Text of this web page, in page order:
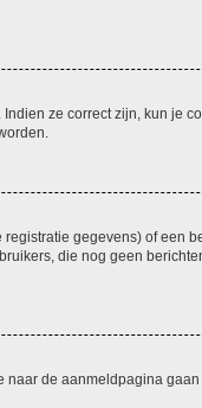
ze correct zijn, kun je
gegevens) of een
die nog geen
naar de aanmeldpagina